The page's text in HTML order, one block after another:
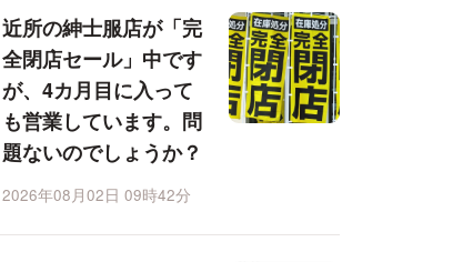
近所の紳士服店が「完
全閉店セール」中です
が、4カ月目に入って
も営業しています。問
題ないのでしょうか？
2026年08月02日 09時42分